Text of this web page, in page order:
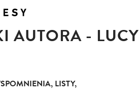
AUTORA -
LISTY,